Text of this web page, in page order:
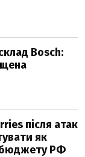
Bosch:
після атак
як
бюджету РФ